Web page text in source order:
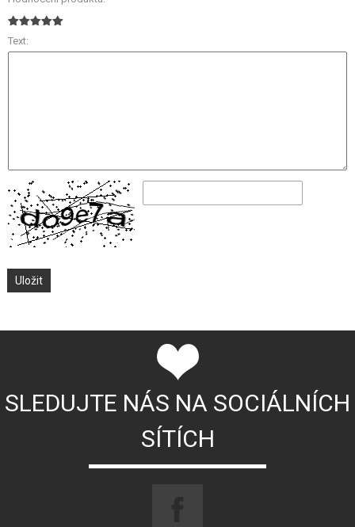
Text:
SLEDUJTE NÁS NA SOCIÁLNÍCH
SÍTÍCH